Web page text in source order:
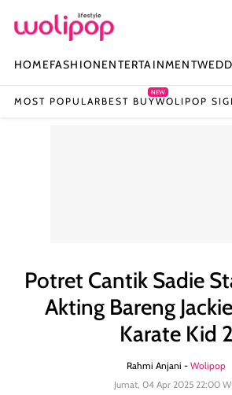
HOMEFASHIONENTERTAINMENT
MOST POPULAR BEST BUY
NEW
WOLIPOP
Potret Cantik Sadie
Akting Bareng
Karate Kid 2
Rahmi Anjani - Wolipop
Jumat, 04 Apr 2025 22:00